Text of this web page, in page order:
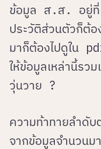
ข้อมูล ส.ส. อยู่
ประวัติส่วนตัวก็ต้อ
มาก็ต้องไปดูใน
ให้ข้อมูลเหล่านี้รว
วุ่นวาย ?
ความท้าทายลำดับ
จากข้อมูลจำนวนม